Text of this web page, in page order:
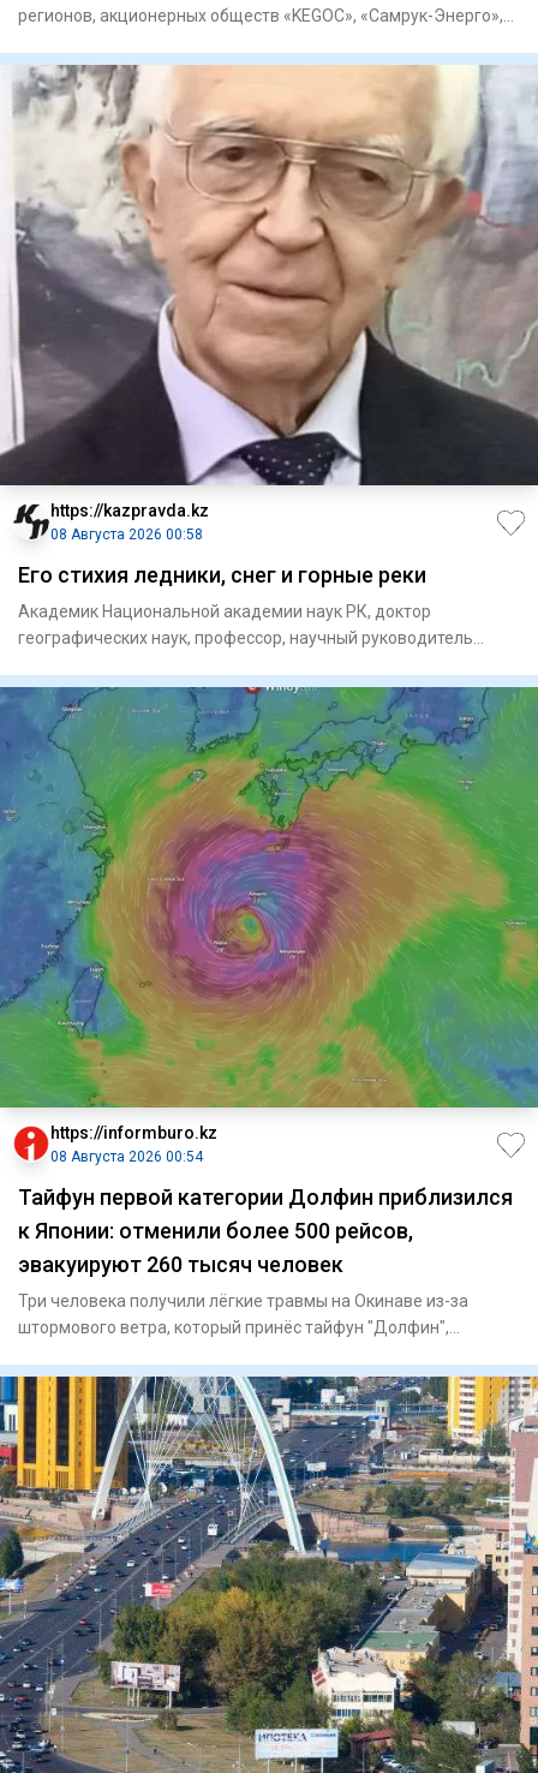
регионов, акционерных обществ «KEGOC», «Самрук-Энерго»,
https://kazpravda.kz
08 Августа 2026 00:58
Его стихия ледники, снег и горные реки
Академик Национальной академии наук РК, доктор
географических наук, профессор, научный руководитель
https://informburo.kz
08 Августа 2026 00:54
Тайфун первой категории Долфин приблизился
к Японии: отменили более 500 рейсов,
эвакуируют 260 тысяч человек
Три человека получили лёгкие травмы на Окинаве из-за
штормового ветра, который принёс тайфун "Долфин",